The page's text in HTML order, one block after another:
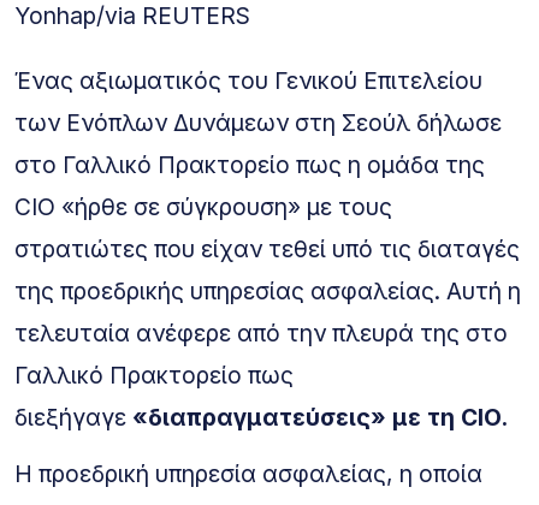
Yonhap/via REUTERS
Ένας αξιωματικός του Γενικού Επιτελείου
των Ενόπλων Δυνάμεων στη Σεούλ δήλωσε
στο Γαλλικό Πρακτορείο πως η ομάδα της
CIO «ήρθε σε σύγκρουση» με τους
στρατιώτες που είχαν τεθεί υπό τις διαταγές
της προεδρικής υπηρεσίας ασφαλείας. Αυτή η
τελευταία ανέφερε από την πλευρά της στο
Γαλλικό Πρακτορείο πως
διεξήγαγε «διαπραγματεύσεις» με τη CIO.
Η προεδρική υπηρεσία ασφαλείας, η οποία